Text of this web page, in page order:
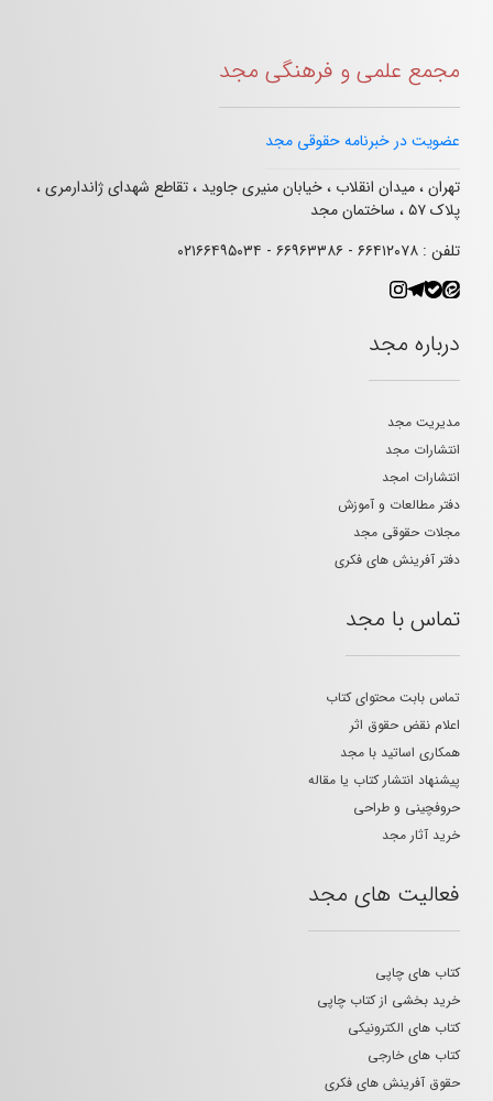
مجمع علمی و فرهنگی مجد
عضویت در خبرنامه حقوقی مجد
تهران ، میدان انقلاب ، خیابان منیری جاوید ، تقاطع شهدای ژاندارمری ،
پلاک ۵۷ ، ساختمان مجد
تلفن : ۶۶۴۱۲۰۷۸ - ۶۶۹۶۳۳۸۶ - ۰۲۱۶۶۴۹۵۰۳۴
درباره مجد
مدیریت مجد
انتشارات مجد
انتشارات امجد
دفتر مطالعات و آموزش
مجلات حقوقی مجد
دفتر آفرینش های فکری
تماس با مجد
تماس بابت محتوای کتاب
اعلام نقض حقوق اثر
همکاری اساتید با مجد
پیشنهاد انتشار کتاب یا مقاله
حروفچینی و طراحی
خرید آثار مجد
فعالیت های مجد
کتاب های چاپی
خرید بخشی از کتاب چاپی
کتاب های الکترونیکی
کتاب های خارجی
حقوق آفرینش های فکری